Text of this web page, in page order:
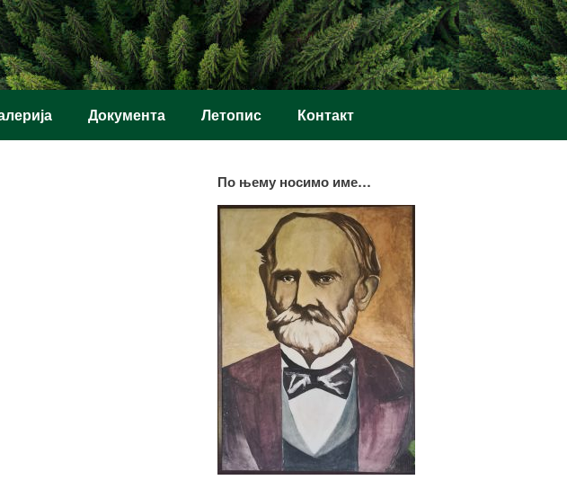
Документа Летопис Контакт
По њему носимо име…